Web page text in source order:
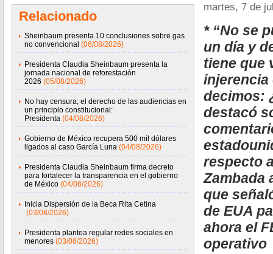
Relacionado
Sheinbaum presenta 10 conclusiones sobre gas
no convencional (06/08/2026)
Presidenta Claudia Sheinbaum presenta la
jornada nacional de reforestación
2026 (05/08/2026)
No hay censura; el derecho de las audiencias en
un principio constitucional:
Presidenta (04/08/2026)
Gobierno de México recupera 500 mil dólares
ligados al caso García Luna (04/08/2026)
Presidenta Claudia Sheinbaum firma decreto
para fortalecer la transparencia en el gobierno
de México (04/08/2026)
Inicia Dispersión de la Beca Rita Cetina
(03/08/2026)
Presidenta plantea regular redes sociales en
menores (03/08/2026)
martes, 7 de
* “No se
un día y
tiene que
injerencia
decimos:
destacó
respecto
Zambada
que
de EUA
ahora el
operativo